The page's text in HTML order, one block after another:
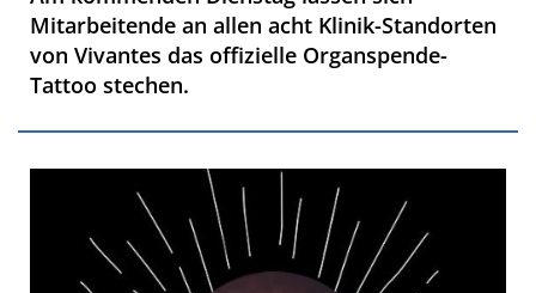
Mitarbeitende an allen acht Klinik-Standorten
von Vivantes das offizielle Organspende-
Tattoo stechen.